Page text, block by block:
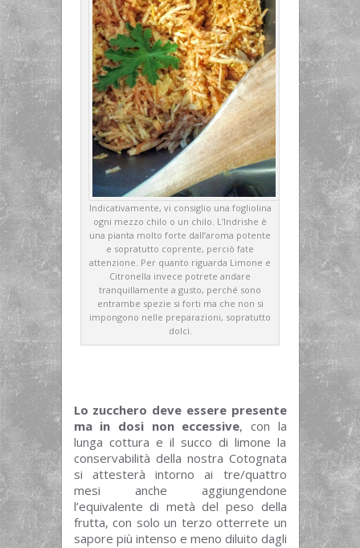
Indicativamente, vi consiglio una fogliolina
ogni mezzo chilo o un chilo. L’Indrishe è
una pianta molto forte dall’aroma potente
e sopratutto coprente, perciò fate
attenzione. Per quanto riguarda Limone e
Citronella invece potrete andare
tranquillamente a gusto, perché sono
entrambe spezie si forti ma che non si
impongono nelle preparazioni, sopratutto
dolci.
Lo zucchero deve essere presente
ma in dosi non eccessive, con la
lunga cottura e il succo di limone la
conservabilità della nostra Cotognata
si attesterà intorno ai tre/quattro
mesi anche aggiungendone
l’equivalente di metà del peso della
frutta, con solo un terzo otterrete un
sapore più intenso e meno diluito dagli